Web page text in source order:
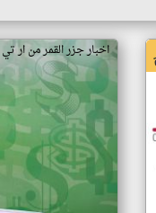
اخبار جزر القمر من ار